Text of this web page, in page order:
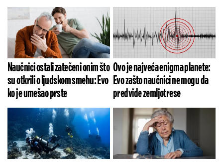
Naučnici ostali zatečeni onim što
su otkrili o ljudskom smehu: Evo
ko je umešao prste
Ovo je najveća enigma planete:
Evo zašto naučnici ne mogu da
predvide zemljotrese